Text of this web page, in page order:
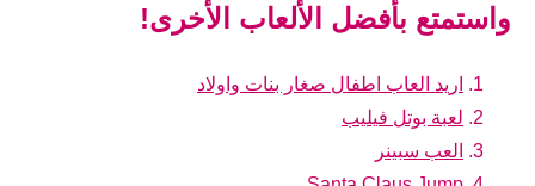
واستمتع بأفضل الألعاب الأخرى!
اريد العاب اطفال صغار بنات واولاد
لعبة بوتل فيليب
العب سبينر